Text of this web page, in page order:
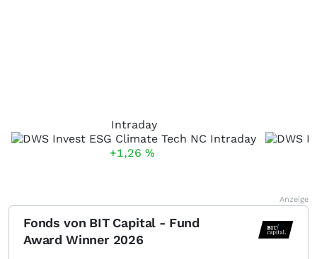
Intraday
+1,26 %
Anzeige
Fonds von BIT Capital - Fund
Award Winner 2026